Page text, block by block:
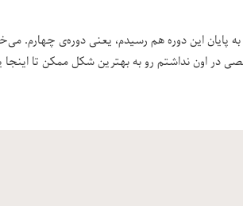
پایان این دوره هم رسیدم، یعنی دوره‌ی چهارم.
در اون نداشتم رو به بهترین شکل ممکن تا اینجا